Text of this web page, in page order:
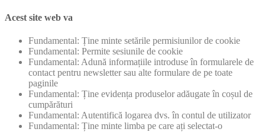
Acest site web va
Fundamental: Ține minte setările permisiunilor de cookie
Fundamental: Permite sesiunile de cookie
Fundamental: Adună informațiile introduse în formularele de
contact pentru newsletter sau alte formulare de pe toate
paginile
Fundamental: Ține evidența produselor adăugate în coșul de
cumpărături
Fundamental: Autentifică logarea dvs. în contul de utilizator
Fundamental: Ține minte limba pe care ați selectat-o